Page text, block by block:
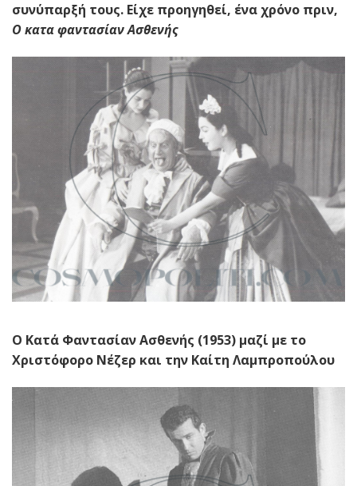
συνύπαρξή τους. Είχε προηγηθεί, ένα χρόνο πριν,
Ο κατα φαντασίαν Ασθενής
Ο Κατά Φαντασίαν Ασθενής (1953) μαζί με το
Χριστόφορο Νέζερ και την Καίτη Λαμπροπούλου